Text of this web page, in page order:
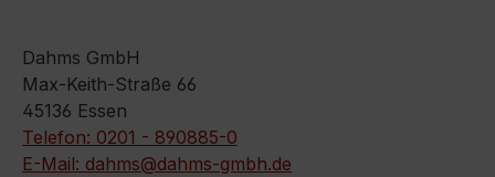
Dahms GmbH
Max-Keith-Straße 66
45136 Essen
Telefon: 0201 - 890885-0
E-Mail: dahms@dahms-gmbh.de